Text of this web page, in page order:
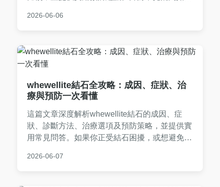
解答，幫助您全面了解如何應對結石問題。
2026-06-06
whewellite結石全攻略：成因、症狀、治
療與預防一次看懂
這篇文章深度解析whewellite結石的成因、症
狀、診斷方法、治療選項及預防策略，並提供實
用常見問答。如果你正受結石困擾，或想避免復
面調整，減少痛苦。
2026-06-07